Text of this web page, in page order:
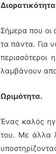
Διορατικότητα
Σήμερα που οι
τα πάντα. Για
περισσότεροι
λαμβάνουν
Ωριμότητα.
Ένας καλός
του. Με άλλα